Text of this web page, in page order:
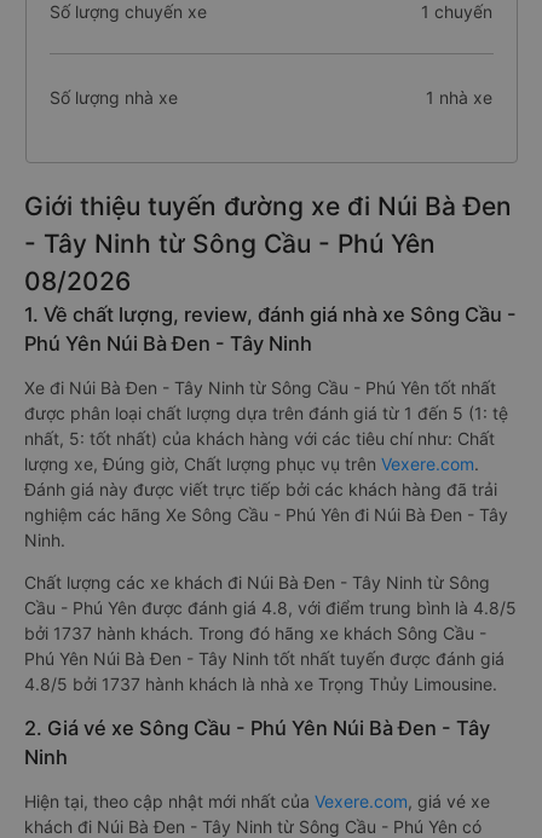
Số lượng chuyến xe 1 chuyến
Số lượng nhà xe 1 nhà xe
Giới thiệu tuyến đường xe đi Núi Bà Đen
- Tây Ninh từ Sông Cầu - Phú Yên
08/2026
1. Về chất lượng, review, đánh giá nhà xe Sông Cầu -
Phú Yên Núi Bà Đen - Tây Ninh
Xe đi Núi Bà Đen - Tây Ninh từ Sông Cầu - Phú Yên tốt nhất
được phân loại chất lượng dựa trên đánh giá từ 1 đến 5 (1: tệ
nhất, 5: tốt nhất) của khách hàng với các tiêu chí như: Chất
lượng xe, Đúng giờ, Chất lượng phục vụ trên Vexere.com.
Đánh giá này được viết trực tiếp bởi các khách hàng đã trải
nghiệm các hãng Xe Sông Cầu - Phú Yên đi Núi Bà Đen - Tây
Ninh.
Chất lượng các xe khách đi Núi Bà Đen - Tây Ninh từ Sông
Cầu - Phú Yên được đánh giá 4.8, với điểm trung bình là 4.8/5
bởi 1737 hành khách. Trong đó hãng xe khách Sông Cầu -
Phú Yên Núi Bà Đen - Tây Ninh tốt nhất tuyến được đánh giá
4.8/5 bởi 1737 hành khách là nhà xe Trọng Thủy Limousine.
2. Giá vé xe Sông Cầu - Phú Yên Núi Bà Đen - Tây
Ninh
Hiện tại, theo cập nhật mới nhất của Vexere.com, giá vé xe
khách đi Núi Bà Đen - Tây Ninh từ Sông Cầu - Phú Yên có